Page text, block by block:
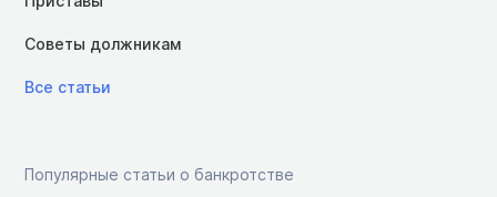
Советы должникам
Все статьи
Популярные статьи о банкротстве